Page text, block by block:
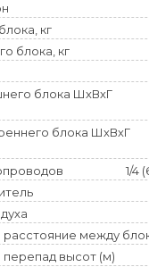
кг
блока, кг
блока ШхВхГ
блока ШхВхГ
1/4
между
высот (м)